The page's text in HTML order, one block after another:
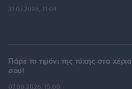
31.07.2026, 11:04
Πάρε το τιμόνι της τύχης στα χέρια
σου!
07.08.2026, 15:00